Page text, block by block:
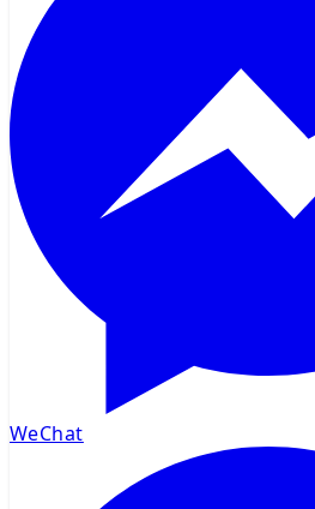
WeChat